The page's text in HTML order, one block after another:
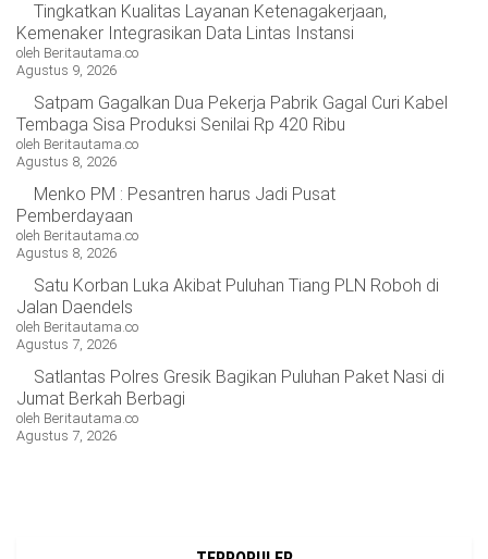
Tingkatkan Kualitas Layanan Ketenagakerjaan,
Kemenaker Integrasikan Data Lintas Instansi
oleh Beritautama.co
Agustus 9, 2026
Satpam Gagalkan Dua Pekerja Pabrik Gagal Curi Kabel
Tembaga Sisa Produksi Senilai Rp 420 Ribu
oleh Beritautama.co
Agustus 8, 2026
Menko PM : Pesantren harus Jadi Pusat
Pemberdayaan
oleh Beritautama.co
Agustus 8, 2026
Satu Korban Luka Akibat Puluhan Tiang PLN Roboh di
Jalan Daendels
oleh Beritautama.co
Agustus 7, 2026
Satlantas Polres Gresik Bagikan Puluhan Paket Nasi di
Jumat Berkah Berbagi
oleh Beritautama.co
Agustus 7, 2026